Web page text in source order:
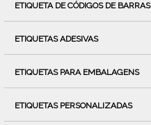
ETIQUETA DE CÓDIGOS DE BARRAS
ETIQUETAS ADESIVAS
ETIQUETAS PARA EMBALAGENS
ETIQUETAS PERSONALIZADAS